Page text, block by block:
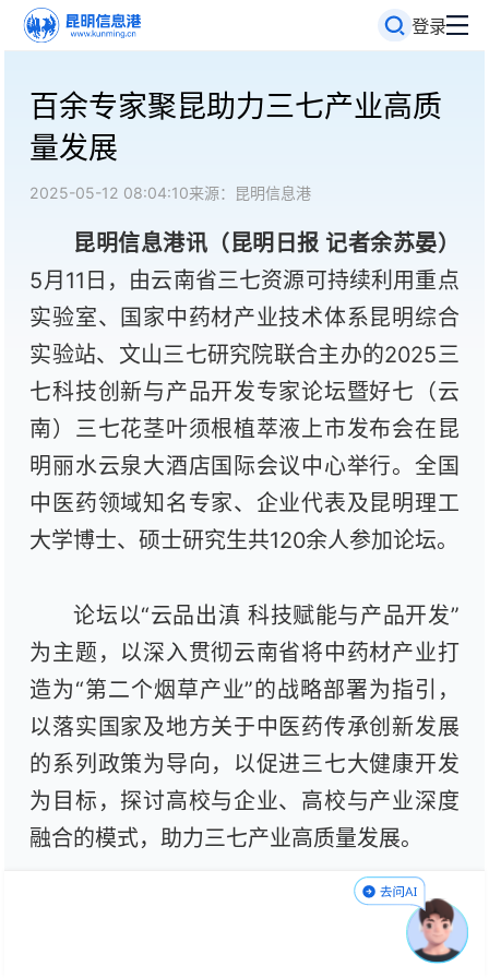
登录
百余专家聚昆助力三七产业高质
量发展
2025-05-12 08:04:10来源：昆明信息港
昆明信息港讯（昆明日报 记者余苏晏）
5月11日，由云南省三七资源可持续利用重点
实验室、国家中药材产业技术体系昆明综合
实验站、文山三七研究院联合主办的2025三
七科技创新与产品开发专家论坛暨好七（云
南）三七花茎叶须根植萃液上市发布会在昆
明丽水云泉大酒店国际会议中心举行。全国
中医药领域知名专家、企业代表及昆明理工
大学博士、硕士研究生共120余人参加论坛。
论坛以“云品出滇 科技赋能与产品开发”
为主题，以深入贯彻云南省将中药材产业打
造为“第二个烟草产业”的战略部署为指引，
以落实国家及地方关于中医药传承创新发展
的系列政策为导向，以促进三七大健康开发
为目标，探讨高校与企业、高校与产业深度
融合的模式，助力三七产业高质量发展。
与会专家围绕三七产业科技创新、临床
应用、新资源食品开发及成果转化等议题展